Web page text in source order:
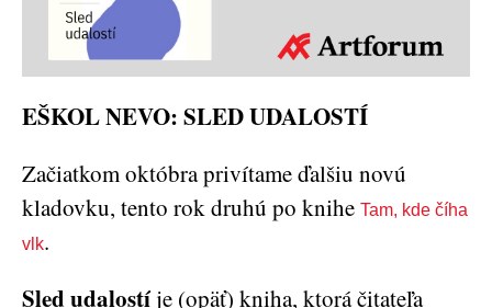
EŠKOL NEVO: SLED UDALOSTÍ
Začiatkom októbra privítame ďalšiu novú
kladovku, tento rok druhú po knihe Tam, kde číha
vlk.
Sled udalostíje (opäť) kniha, ktorá čitateľa